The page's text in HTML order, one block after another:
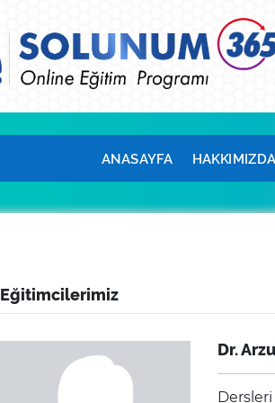
ANASAYFA
Eğitimcilerimiz
Dr.
Dersleri